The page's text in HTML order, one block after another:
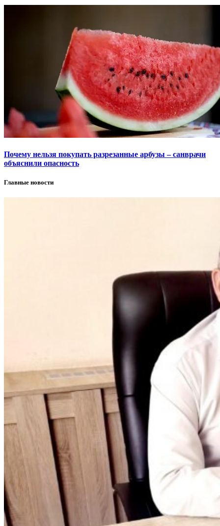
Почему нельзя покупать разрезанные арбузы – санврачи
объяснили опасность
Главные новости